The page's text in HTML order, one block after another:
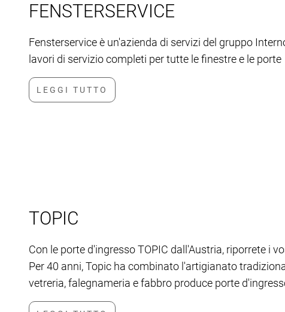
FENSTERSERVICE
Fensterservice è un'azienda di servizi del gruppo
lavori di servizio completi per tutte le finestre e le porte
TOPIC
Con le porte d'ingresso TOPIC dall'Austria, riporrete i
Per 40 anni, Topic ha combinato l'artigianato
vetreria, falegnameria e fabbro produce porte